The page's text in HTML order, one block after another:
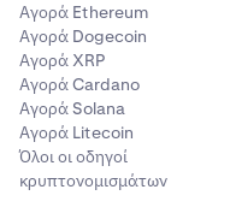
Αγορά Ethereum
Αγορά Dogecoin
Αγορά XRP
Αγορά Cardano
Αγορά Solana
Αγορά Litecoin
Όλοι οι οδηγοί
κρυπτονομισμάτων